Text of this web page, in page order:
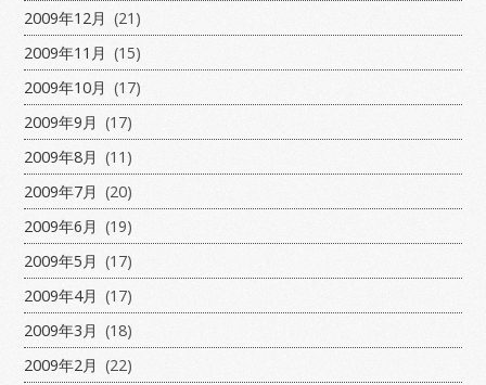
2009年12月 (21)
2009年11月 (15)
2009年10月 (17)
2009年9月 (17)
2009年8月 (11)
2009年7月 (20)
2009年6月 (19)
2009年5月 (17)
2009年4月 (17)
2009年3月 (18)
2009年2月 (22)